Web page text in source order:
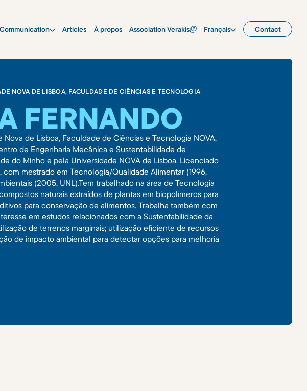
Communication Articles À propos Association Verakis Français Contact
NOVA DE LISBOA, FACULDADE DE CIÊNCIAS E TECNOLOGIA
FERNANDO
Nova de Lisboa, Faculdade de Ciências e Tecnologia NOVA,
de Engenharia Mecânica e Sustentabilidade de
do Minho e pela Universidade NOVA de Lisboa. Licenciado
com mestrado em Tecnologia/Qualidade Alimentar (1996,
(2005, UNL).Tem trabalhado na área de Tecnologia
naturais extraídos de plantas em biopolímeros para
para conservação de alimentos. Trabalha também com
em estudos relacionados com a Sustentabilidade da
de terrenos marginais; utilização eficiente de recursos
de impacto ambiental para detectar opções para melhoria